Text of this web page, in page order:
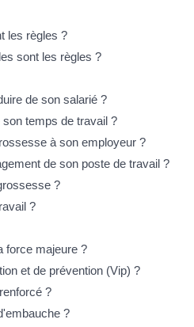
les règles ?
sont les règles ?
de son salarié ?
temps de travail ?
à son employeur ?
de son poste de travail ?
?
?
force majeure ?
et de prévention (Vip) ?
?
?